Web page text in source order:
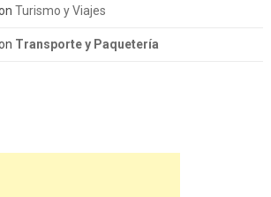
Turismo y Viajes
Transporte y Paquetería